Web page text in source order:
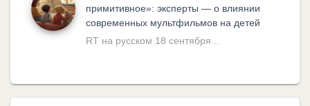
примитивное»: эксперты — о влиянии
современных мультфильмов на детей
RT на русском 18 сентября...